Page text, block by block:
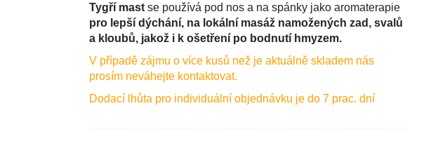
Tygří mast se používá pod nos a na spánky jako aromaterapie
pro lepší dýchání, na lokální masáž namožených zad, svalů
a kloubů, jakož i k ošetření po bodnutí hmyzem.
V případě zájmu o více kusů než je aktuálně skladem nás
prosím neváhejte kontaktovat.
Dodací lhůta pro individuální objednávku je do 7 prac. dní